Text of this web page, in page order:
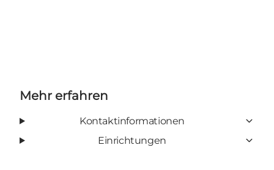
Mehr erfahren
Kontaktinformationen
Einrichtungen